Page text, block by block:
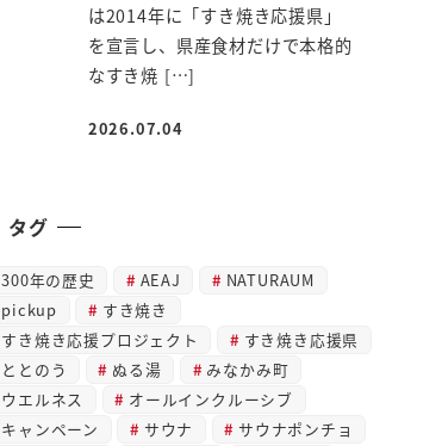
は2014年に「すき焼き応援県」
を宣言し、県産食材だけで本格的
なすき焼 […]
投稿日
2026.07.04
タグ
300年の歴史 AEAJ
NATURAUM
pickup
すき焼き
すき焼き応援プロジェクト
すき焼き応援県
ととのう
ぬる湯
みなかみ町
ウエルネス
オールインクルーシブ
キャンペーン
サウナ
サウナポンチョ